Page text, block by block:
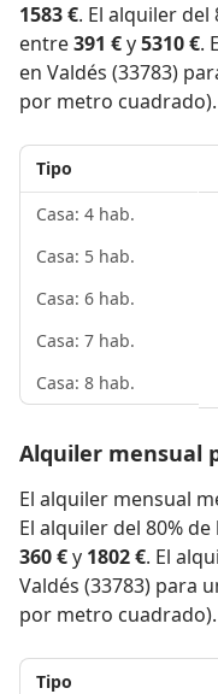
1583 €. El alquiler del
entre391 €y5310 €.
en Valdés (33783)
por metro cuadrado).
Tipo
Casa: 4 hab.
Casa: 5 hab.
Casa: 6 hab.
Casa: 7 hab.
Casa: 8 hab.
Alquiler mensual
El alquiler mensual
El alquiler del 80%
360 €y 1802 €. El
Valdés (33783) para
por metro cuadrado).
Tipo